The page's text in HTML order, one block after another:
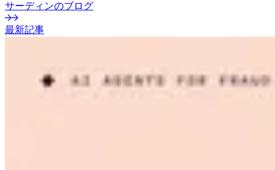
サーディンのブログ
最新記事